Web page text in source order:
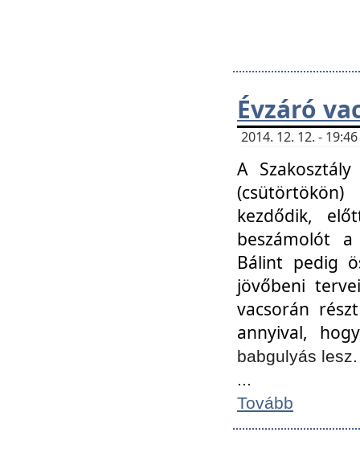
Évzáró
2014. 12. 12. -
A
kezdődik,
beszámolót
Bálint pedig
jövőbeni
vacsorán
annyival,
babgulyás
...
Tovább